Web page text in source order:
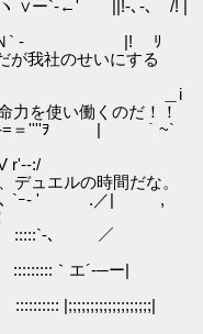
`‐←' ||!-､-､ /! |
` -ゝ |! ﾘ
我社のせいにする
＿i
使い働くのだ！！
| ￣｀~`
‐:/
時間だな。
' .／| ,
／
エ´-─ー|